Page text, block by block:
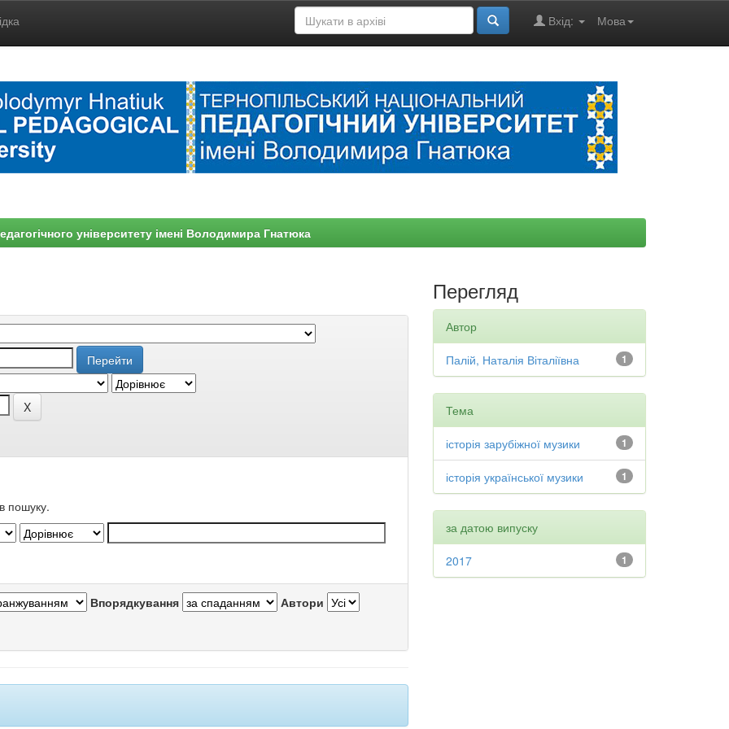
Мова
Вхід:
університету імені Володимира Гнатюка
пошуку.
Впорядкування Автори
Перегляд
Автор
1
Палій, Наталія Віталіївна
Тема
1
історія зарубіжної музики
1
історія української музики
за датою випуску
1
2017